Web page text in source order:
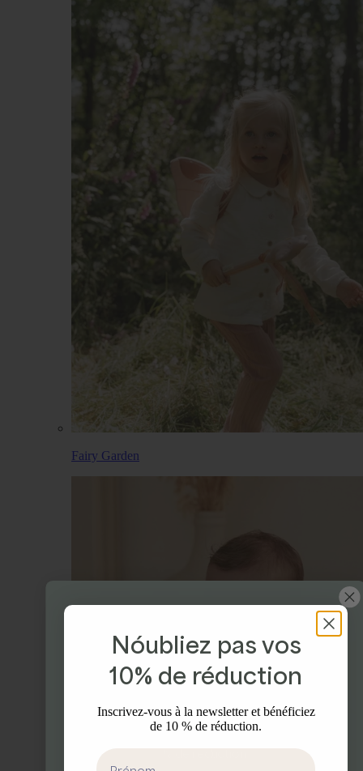
Fairy Garden
Profitez de 10% de
réduction
% de réduction.
Nóubliez pas vos
10% de réduction
Inscrivez-vous à la newsletter et bénéficiez
de 10 % de réduction.
First Name